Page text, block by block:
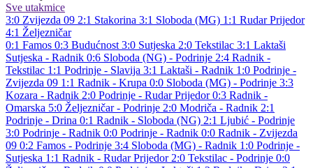
Sve utakmice
3:0 Zvijezda 09 2:1 Stakorina 3:1 Sloboda (MG) 1:1 Rudar Prijedor
4:1 Željezničar
0:1 Famos 0:3 Budućnost 3:0 Sutjeska 2:0 Tekstilac 3:1 Laktaši
Sutjeska - Radnik 0:6 Sloboda (NG) - Podrinje 2:4 Radnik -
Tekstilac 1:1 Podrinje - Slavija 3:1 Laktaši - Radnik 1:0 Podrinje -
Zvijezda 09 1:1 Radnik - Krupa 0:0 Sloboda (MG) - Podrinje 3:3
Kozara - Radnik 2:0 Podrinje - Rudar Prijedor 0:3 Radnik -
Omarska 5:0 Željezničar - Podrinje 2:0 Modriča - Radnik 2:1
Podrinje - Drina 0:1 Radnik - Sloboda (NG) 2:1 Ljubić - Podrinje
3:0 Podrinje - Radnik 0:0 Podrinje - Radnik 0:0 Radnik - Zvijezda
09 0:2 Famos - Podrinje 3:4 Sloboda (MG) - Radnik 1:0 Podrinje -
Sutjeska 1:1 Radnik - Rudar Prijedor 2:0 Tekstilac - Podrinje 0:0